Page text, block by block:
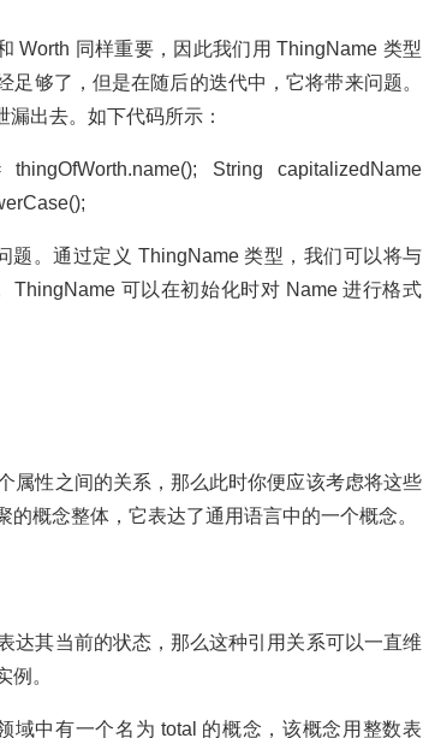
同样重要，因此我们用 ThingName 类型
够了，但是在随后的迭代中，它将带来问题。
出去。如下代码所示：
String capitalizedName
。通过定义 ThingName 类型，我们可以将与
ThingName 可以在初始化时对 Name 进行格式
性之间的关系，那么此时你便应该考虑将这些
概念整体，它表达了通用语言中的一个概念。
其当前的状态，那么这种引用关系可以一直维
。
中有一个名为 total 的概念，该概念用整数表